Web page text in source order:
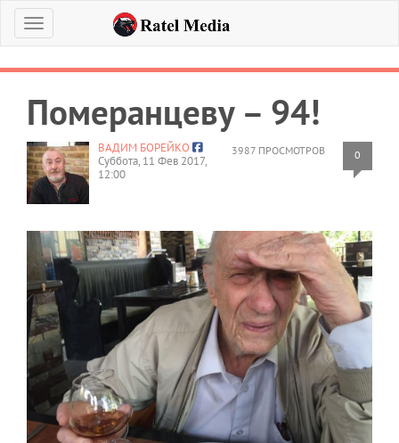
Меню
Померанцеву – 94!
3987 ПРОСМОТРОВ 0
ВАДИМ БОРЕЙКО
Суббота, 11 Фев 2017,
12:00